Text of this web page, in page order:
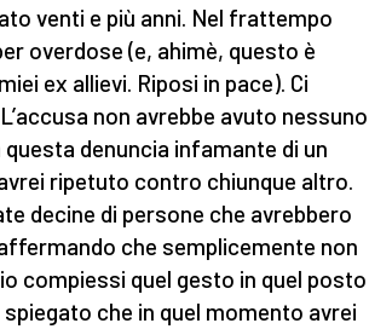
venti e più anni. Nel frattempo
overdose (e, ahimè, questo è
ex allievi. Riposi in pace). Ci
non avrebbe avuto nessuno
denuncia infamante di un
ripetuto contro chiunque altro.
decine di persone che avrebbero
che semplicemente non
compiessi quel gesto in quel posto
che in quel momento avrei